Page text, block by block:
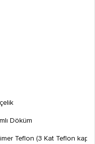
Döküm
Teflon (3 Kat Teflon